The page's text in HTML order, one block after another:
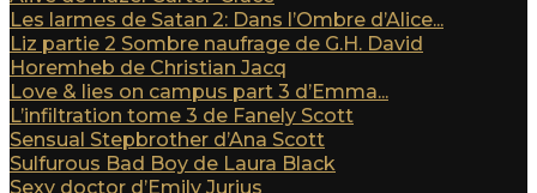
Les larmes de Satan 2: Dans l’Ombre d’Alice...
Liz partie 2 Sombre naufrage de G.H. David
Horemheb de Christian Jacq
Love & lies on campus part 3 d’Emma...
L’infiltration tome 3 de Fanely Scott
Sensual Stepbrother d’Ana Scott
Sulfurous Bad Boy de Laura Black
Sexy doctor d’Emily Jurius